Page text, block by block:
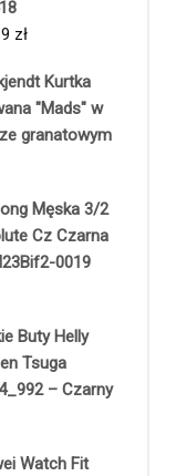
zł
Kurtka
"Mads" w
granatowym
Męska 3/2
Cz Czarna
0019
Buty Helly
Tsuga
– Czarny
Watch Fit